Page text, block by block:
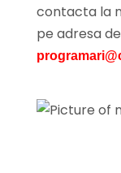
contacta la
pe adresa